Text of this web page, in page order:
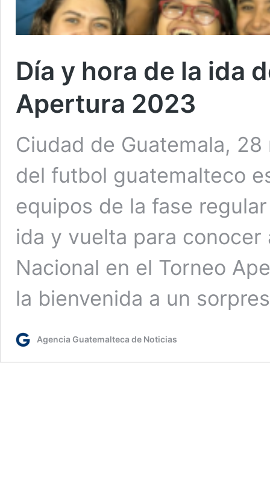
Día y hora de la ida
Apertura 2023
Ciudad de Guatemala,
del futbol guatemalteco
equipos de la fase
ida y vuelta para conocer
Nacional en el Torneo
la bienvenida a un
Agencia Guatemalteca de Noticias